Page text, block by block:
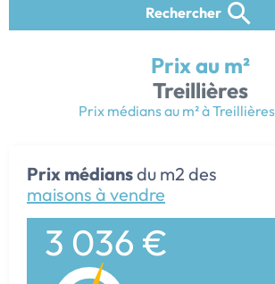
Rechercher
Prix au m²
Treillières
Prix médians au m² à
Prix médiansdu m2 des
maisons à vendre
3 036 €